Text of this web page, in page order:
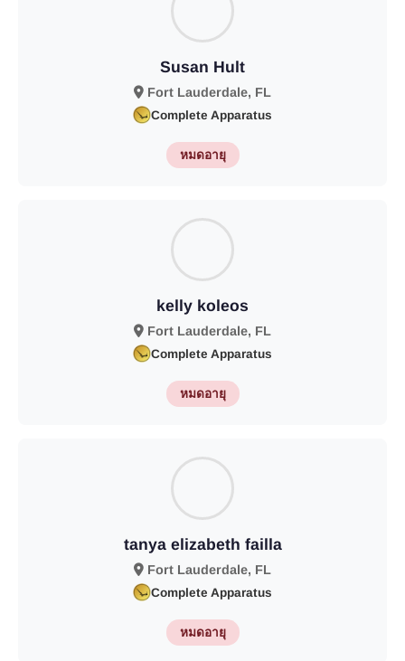
Susan Hult
Fort Lauderdale, FL
Complete Apparatus
หมดอายุ
kelly koleos
Fort Lauderdale, FL
Complete Apparatus
หมดอายุ
tanya elizabeth failla
Fort Lauderdale, FL
Complete Apparatus
หมดอายุ